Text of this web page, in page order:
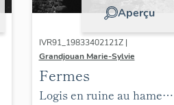
Aperçu
IVR91_19833402121Z |
Grandjouan Marie-Sylvie
Fermes
Logis en ruine au hameau